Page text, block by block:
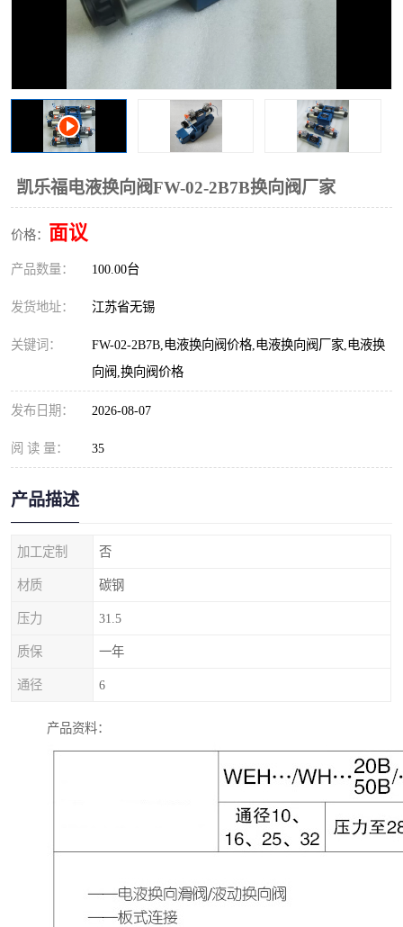
凯乐福电液换向阀FW-02-2B7B换向阀厂家
价格： 面议
产品数量： 100.00台
发货地址： 江苏省无锡
关键词：
FW-02-2B7B,电液换向阀价格,电液换向阀厂家,电液换
向阀,换向阀价格
发布日期： 2026-08-07
阅 读 量： 35
产品描述
加工定制 否
材质 碳钢
压力 31.5
质保 一年
通径 6
产品资料：